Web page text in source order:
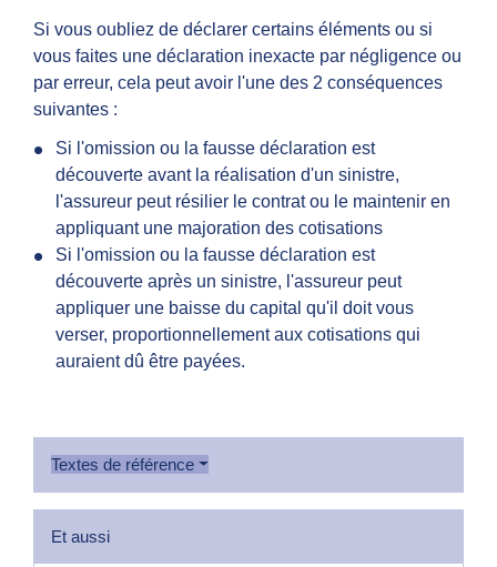
Si vous oubliez de déclarer certains éléments ou si
vous faites une déclaration inexacte par négligence ou
par erreur, cela peut avoir l'une des 2 conséquences
suivantes :
Si l'omission ou la fausse déclaration est
découverte avant la réalisation d'un sinistre,
l'assureur peut résilier le contrat ou le maintenir en
appliquant une majoration des cotisations
Si l'omission ou la fausse déclaration est
découverte après un sinistre, l'assureur peut
appliquer une baisse du capital qu'il doit vous
verser, proportionnellement aux cotisations qui
auraient dû être payées.
Textes de référence
Et aussi